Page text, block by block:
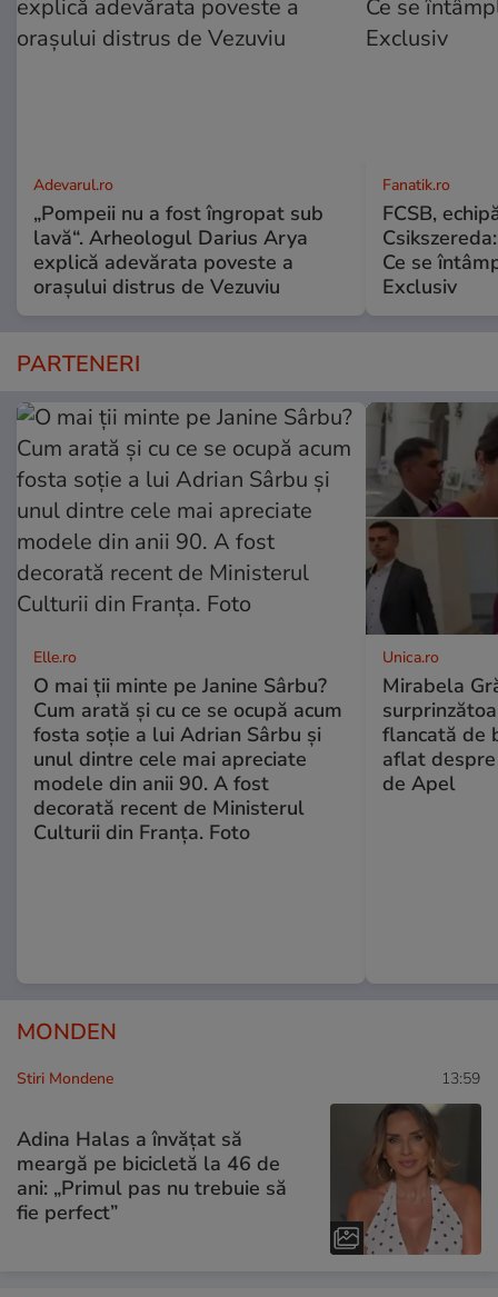
Adevarul.ro
„Pompeii nu a fost îngropat sub
lavă“. Arheologul Darius Arya
explică adevărata poveste a
orașului distrus de Vezuviu
Fanatik.ro
FCSB,
Ce se
Exclusiv
PARTENERI
Elle.ro
O mai ții minte pe Janine Sârbu?
Cum arată și cu ce se ocupă acum
fosta soție a lui Adrian Sârbu și
unul dintre cele mai apreciate
modele din anii 90. A fost
decorată recent de Ministerul
Culturii din Franța. Foto
Unica.ro
Mirabela
flancată de
aflat
de Apel
MONDEN
Stiri Mondene 13:59
Adina Halas a învățat să
meargă pe bicicletă la 46 de
ani: „Primul pas nu trebuie să
fie perfect”